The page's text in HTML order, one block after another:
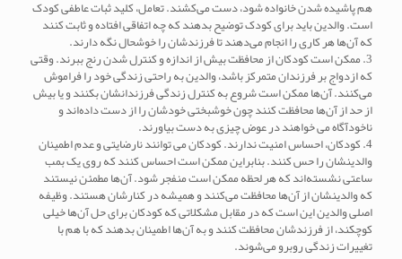
هم پاشیده شدن خانواده شود، دست می‌کشند. تعامل، کلید ثبات عاطفی کودک
است. والدین باید برای کودک توضیح بدهند که چه اتفاقی افتاده و ثابت کنند
که آن‌ها هر کاری را انجام می‌دهند تا فرزندشان را خوشحال نگه دارند.
3. ممکن است کودکان از محافظت بیش از اندازه و کنترل شدن رنج ببرند. وقتی
که ازدواج بر فرزندان متمرکز باشد، والدین به راحتی زندگی خود را فراموش
می‌‌کنند. آن‌ها ممکن است شروع به کنترل زندگی فرزندانشان بکنند و یا بیش
از حد از آن‌ها محافظت کنند چون خوشبختی خودشان را از دست داده‌اند و
ناخودآگاه می خواهند در عوض چیزی به دست بیاورند.
4. کودکان، احساس امنیت ندارند. کودکان می توانند نارضایتی و عدم اطمینان
والدینشان را حس کنند. بنابراین ممکن است احساس کنند که روی یک بمب
ساعتی نشسته‌اند که هر لحظه ممکن است منفجر شود. آن‌ها مطمئن نیستند
که والدینشان از آن‌ها محافظت می‌کنند و همیشه در کنارشان هستند. وظیفه
اصلی والدین این است که در مقابل مشکلاتی که کودکان برای حل آن‌ها خیلی
کوچکند، از فرزندشان محافظت کنند و به آن‌ها اطمینان بدهند که با هم با
تغییرات زندگی روبرو می‌شوند.